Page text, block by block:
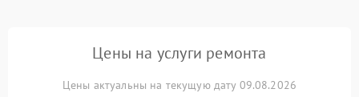
Цены на услуги ремонта
Цены актуальны на текущую дату 09.08.2026